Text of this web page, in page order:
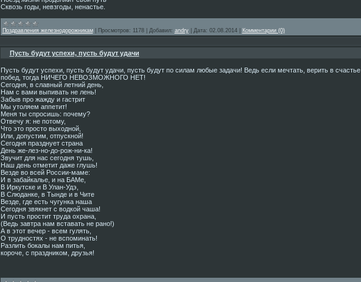
Сквозь годы, невзгоды, ненастье.
Поздравления железнодорожникам| Просмотров: 1178| Добавил: andry| Дата: 02.08.2014 Комментарии (0)
Пусть будут успехи, пусть будут удачи
Пусть будут успехи, пусть будут удачи, пусть будут по силам любые задачи! Ведь если мечтать, верить в счастье
побед, тогда НИЧЕГО НЕВОЗМОЖНОГО НЕТ!
Сегодня, в славный летний день,
Нам с вами выпивать не лень!
Забыв про жажду и гастрит
Мы утоляем аппетит!
Меня ты спросишь: почему?
Отвечу я: не потому,
Что это просто выходной,
Или, допустим, отпускной!
Сегодня празднует страна
День же-лез-но-до-рож-ни-ка!
Звучит для нас сегодня тушь,
Наш день отметит даже глушь!
Везде во всей России-маме:
И в забайкалье, и на БАМе,
В Иркутске и В Улан-Удэ,
В Слюданке, в Тынде и в Чите
Везде, где есть чугунка наша
Сегодня звякнет с водкой чаша!
И пусть простит труда охрана,
(Ведь завтра нам вставать не рано!)
А в этот вечер - всем гулять,
О трудностях - не вспоминать!
Разлить бокалы нам питья,
короче, с праздником, друзья!